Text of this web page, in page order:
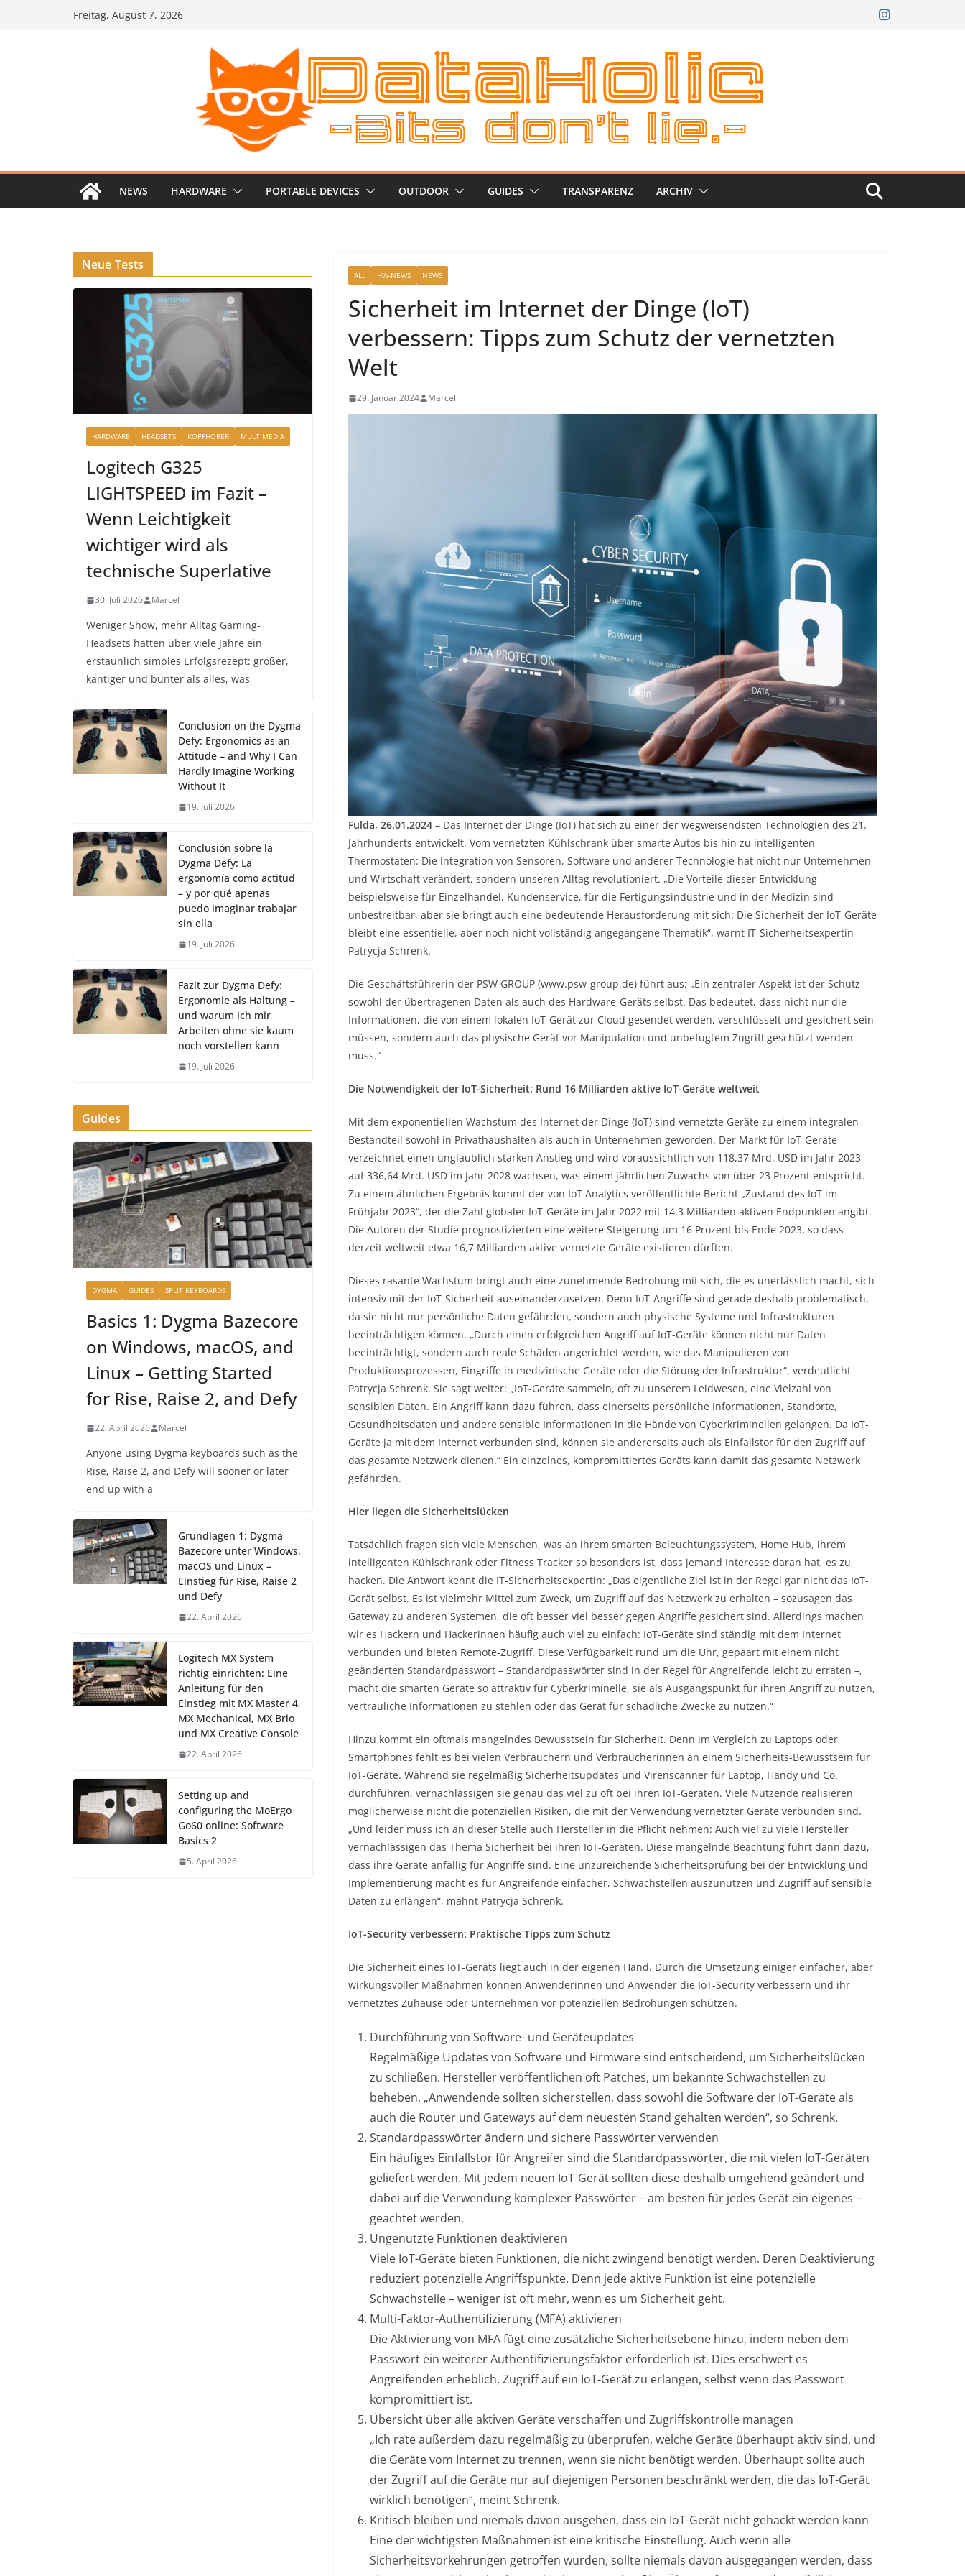
Freitag, August 7, 2026
NEWS HARDWARE PORTABLE DEVICES OUTDOOR GUIDES TRANSPARENZ ARCHIV
ALL HW-NEWS NEWS
Sicherheit im Internet der Dinge (IoT)
verbessern: Tipps zum Schutz der vernetzten
Welt
29. Januar 2024 Marcel
Fulda, 26.01.2024 – Das Internet der Dinge (IoT) hat sich zu einer der wegweisendsten Technologien des 21.
Jahrhunderts entwickelt. Vom vernetzten Kühlschrank über smarte Autos bis hin zu intelligenten
Thermostaten: Die Integration von Sensoren, Software und anderer Technologie hat nicht nur Unternehmen
und Wirtschaft verändert, sondern unseren Alltag revolutioniert. „Die Vorteile dieser Entwicklung
beispielsweise für Einzelhandel, Kundenservice, für die Fertigungsindustrie und in der Medizin sind
unbestreitbar, aber sie bringt auch eine bedeutende Herausforderung mit sich: Die Sicherheit der IoT-Geräte
bleibt eine essentielle, aber noch nicht vollständig angegangene Thematik“, warnt IT-Sicherheitsexpertin
Patrycja Schrenk.
Die Geschäftsführerin der PSW GROUP (www.psw-group.de) führt aus: „Ein zentraler Aspekt ist der Schutz
sowohl der übertragenen Daten als auch des Hardware-Geräts selbst. Das bedeutet, dass nicht nur die
Informationen, die von einem lokalen IoT-Gerät zur Cloud gesendet werden, verschlüsselt und gesichert sein
müssen, sondern auch das physische Gerät vor Manipulation und unbefugtem Zugriff geschützt werden
muss.“
Die Notwendigkeit der IoT-Sicherheit: Rund 16 Milliarden aktive IoT-Geräte weltweit
Mit dem exponentiellen Wachstum des Internet der Dinge (IoT) sind vernetzte Geräte zu einem integralen
Bestandteil sowohl in Privathaushalten als auch in Unternehmen geworden. Der Markt für IoT-Geräte
verzeichnet einen unglaublich starken Anstieg und wird voraussichtlich von 118,37 Mrd. USD im Jahr 2023
auf 336,64 Mrd. USD im Jahr 2028 wachsen, was einem jährlichen Zuwachs von über 23 Prozent entspricht.
Zu einem ähnlichen Ergebnis kommt der von IoT Analytics veröffentlichte Bericht „Zustand des IoT im
Frühjahr 2023“, der die Zahl globaler IoT-Geräte im Jahr 2022 mit 14,3 Milliarden aktiven Endpunkten angibt.
Die Autoren der Studie prognostizierten eine weitere Steigerung um 16 Prozent bis Ende 2023, so dass
derzeit weltweit etwa 16,7 Milliarden aktive vernetzte Geräte existieren dürften.
Dieses rasante Wachstum bringt auch eine zunehmende Bedrohung mit sich, die es unerlässlich macht, sich
intensiv mit der IoT-Sicherheit auseinanderzusetzen. Denn IoT-Angriffe sind gerade deshalb problematisch,
da sie nicht nur persönliche Daten gefährden, sondern auch physische Systeme und Infrastrukturen
beeinträchtigen können. „Durch einen erfolgreichen Angriff auf IoT-Geräte können nicht nur Daten
beeinträchtigt, sondern auch reale Schäden angerichtet werden, wie das Manipulieren von
Produktionsprozessen, Eingriffe in medizinische Geräte oder die Störung der Infrastruktur“, verdeutlicht
Patrycja Schrenk. Sie sagt weiter: „IoT-Geräte sammeln, oft zu unserem Leidwesen, eine Vielzahl von
sensiblen Daten. Ein Angriff kann dazu führen, dass einerseits persönliche Informationen, Standorte,
Gesundheitsdaten und andere sensible Informationen in die Hände von Cyberkriminellen gelangen. Da IoT-
Geräte ja mit dem Internet verbunden sind, können sie andererseits auch als Einfallstor für den Zugriff auf
das gesamte Netzwerk dienen.“ Ein einzelnes, kompromittiertes Geräts kann damit das gesamte Netzwerk
gefährden.
Hier liegen die Sicherheitslücken
Tatsächlich fragen sich viele Menschen, was an ihrem smarten Beleuchtungssystem, Home Hub, ihrem
intelligenten Kühlschrank oder Fitness Tracker so besonders ist, dass jemand Interesse daran hat, es zu
hacken. Die Antwort kennt die IT-Sicherheitsexpertin: „Das eigentliche Ziel ist in der Regel gar nicht das IoT-
Gerät selbst. Es ist vielmehr Mittel zum Zweck, um Zugriff auf das Netzwerk zu erhalten – sozusagen das
Gateway zu anderen Systemen, die oft besser viel besser gegen Angriffe gesichert sind. Allerdings machen
wir es Hackern und Hackerinnen häufig auch viel zu einfach: IoT-Geräte sind ständig mit dem Internet
verbunden und bieten Remote-Zugriff. Diese Verfügbarkeit rund um die Uhr, gepaart mit einem nicht
geänderten Standardpasswort – Standardpasswörter sind in der Regel für Angreifende leicht zu erraten –,
macht die smarten Geräte so attraktiv für Cyberkriminelle, sie als Ausgangspunkt für ihren Angriff zu nutzen,
vertrauliche Informationen zu stehlen oder das Gerät für schädliche Zwecke zu nutzen.“
Hinzu kommt ein oftmals mangelndes Bewusstsein für Sicherheit. Denn im Vergleich zu Laptops oder
Smartphones fehlt es bei vielen Verbrauchern und Verbraucherinnen an einem Sicherheits-Bewusstsein für
IoT-Geräte. Während sie regelmäßig Sicherheitsupdates und Virenscanner für Laptop, Handy und Co.
durchführen, vernachlässigen sie genau das viel zu oft bei ihren IoT-Geräten. Viele Nutzende realisieren
möglicherweise nicht die potenziellen Risiken, die mit der Verwendung vernetzter Geräte verbunden sind.
„Und leider muss ich an dieser Stelle auch Hersteller in die Pflicht nehmen: Auch viel zu viele Hersteller
vernachlässigen das Thema Sicherheit bei ihren IoT-Geräten. Diese mangelnde Beachtung führt dann dazu,
dass ihre Geräte anfällig für Angriffe sind. Eine unzureichende Sicherheitsprüfung bei der Entwicklung und
Implementierung macht es für Angreifende einfacher, Schwachstellen auszunutzen und Zugriff auf sensible
Daten zu erlangen“, mahnt Patrycja Schrenk.
IoT-Security verbessern: Praktische Tipps zum Schutz
Die Sicherheit eines IoT-Geräts liegt auch in der eigenen Hand. Durch die Umsetzung einiger einfacher, aber
wirkungsvoller Maßnahmen können Anwenderinnen und Anwender die IoT-Security verbessern und ihr
vernetztes Zuhause oder Unternehmen vor potenziellen Bedrohungen schützen.
Durchführung von Software- und Geräteupdates
Regelmäßige Updates von Software und Firmware sind entscheidend, um Sicherheitslücken
zu schließen. Hersteller veröffentlichen oft Patches, um bekannte Schwachstellen zu
beheben. „Anwendende sollten sicherstellen, dass sowohl die Software der IoT-Geräte als
auch die Router und Gateways auf dem neuesten Stand gehalten werden“, so Schrenk.
Standardpasswörter ändern und sichere Passwörter verwenden
Ein häufiges Einfallstor für Angreifer sind die Standardpasswörter, die mit vielen IoT-Geräten
geliefert werden. Mit jedem neuen IoT-Gerät sollten diese deshalb umgehend geändert und
dabei auf die Verwendung komplexer Passwörter – am besten für jedes Gerät ein eigenes –
geachtet werden.
Ungenutzte Funktionen deaktivieren
Viele IoT-Geräte bieten Funktionen, die nicht zwingend benötigt werden. Deren Deaktivierung
reduziert potenzielle Angriffspunkte. Denn jede aktive Funktion ist eine potenzielle
Schwachstelle – weniger ist oft mehr, wenn es um Sicherheit geht.
Multi-Faktor-Authentifizierung (MFA) aktivieren
Die Aktivierung von MFA fügt eine zusätzliche Sicherheitsebene hinzu, indem neben dem
Passwort ein weiterer Authentifizierungsfaktor erforderlich ist. Dies erschwert es
Angreifenden erheblich, Zugriff auf ein IoT-Gerät zu erlangen, selbst wenn das Passwort
kompromittiert ist.
Übersicht über alle aktiven Geräte verschaffen und Zugriffskontrolle managen
„Ich rate außerdem dazu regelmäßig zu überprüfen, welche Geräte überhaupt aktiv sind, und
die Geräte vom Internet zu trennen, wenn sie nicht benötigt werden. Überhaupt sollte auch
der Zugriff auf die Geräte nur auf diejenigen Personen beschränkt werden, die das IoT-Gerät
wirklich benötigen“, meint Schrenk.
Kritisch bleiben und niemals davon ausgehen, dass ein IoT-Gerät nicht gehackt werden kann
Eine der wichtigsten Maßnahmen ist eine kritische Einstellung. Auch wenn alle
Sicherheitsvorkehrungen getroffen wurden, sollte niemals davon ausgegangen werden, dass
Neue Tests
HARDWARE HEADSETS KOPFHÖRER MULTIMEDIA
Logitech G325
LIGHTSPEED im Fazit –
Wenn Leichtigkeit
wichtiger wird als
technische Superlative
30. Juli 2026 Marcel
Weniger Show, mehr Alltag Gaming-
Headsets hatten über viele Jahre ein
erstaunlich simples Erfolgsrezept: größer,
kantiger und bunter als alles, was
Conclusion on the Dygma
Defy: Ergonomics as an
Attitude – and Why I Can
Hardly Imagine Working
Without It
19. Juli 2026
Conclusión sobre la
Dygma Defy: La
ergonomía como actitud
– y por qué apenas
puedo imaginar trabajar
sin ella
19. Juli 2026
Fazit zur Dygma Defy:
Ergonomie als Haltung –
und warum ich mir
Arbeiten ohne sie kaum
noch vorstellen kann
19. Juli 2026
Guides
DYGMA GUIDES SPLIT KEYBOARDS
Basics 1: Dygma Bazecore
on Windows, macOS, and
Linux – Getting Started
for Rise, Raise 2, and Defy
22. April 2026 Marcel
Anyone using Dygma keyboards such as the
Rise, Raise 2, and Defy will sooner or later
end up with a
Grundlagen 1: Dygma
Bazecore unter Windows,
macOS und Linux –
Einstieg für Rise, Raise 2
und Defy
22. April 2026
Logitech MX System
richtig einrichten: Eine
Anleitung für den
Einstieg mit MX Master 4,
MX Mechanical, MX Brio
und MX Creative Console
22. April 2026
Setting up and
configuring the MoErgo
Go60 online: Software
Basics 2
5. April 2026